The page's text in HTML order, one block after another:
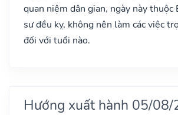
quan niệm dân gian, ngày này thuộc
sự đều kỵ, không nên làm các việc
đối với tuổi nào.
Hướng xuất hành 05/